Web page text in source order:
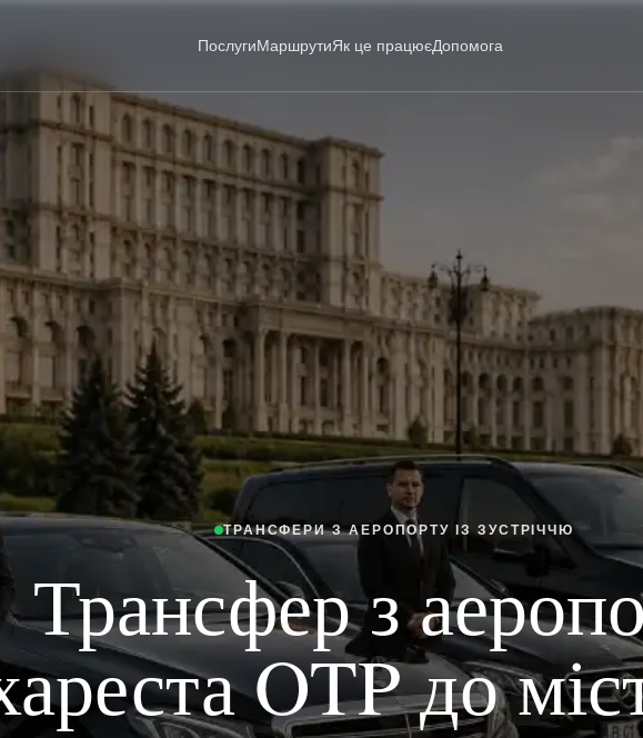
ПослугиМаршрутиЯк це працюєДопомога
ТРАНСФЕРИ З АЕРОПОРТУ ІЗ ЗУСТРІЧЧЮ
Трансфер з
OTP до